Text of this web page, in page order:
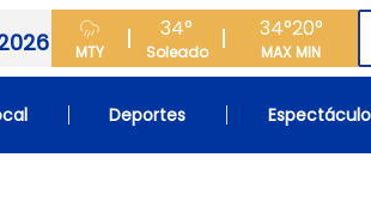
MTY
34°
Soleado
34°
MAX
20°
MIN
Deportes